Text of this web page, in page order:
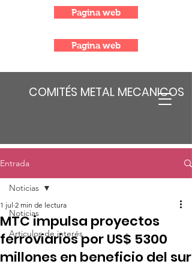
COMITÉS METAL MECANICOS
Pagina web
Pagina web
Entrada
Noticias
Articulos de interés
Noticias
MTC impulsa proyectos
ferroviarios por US$ 5300
millones en beneficio del sur
1 jul 2 min de lectura